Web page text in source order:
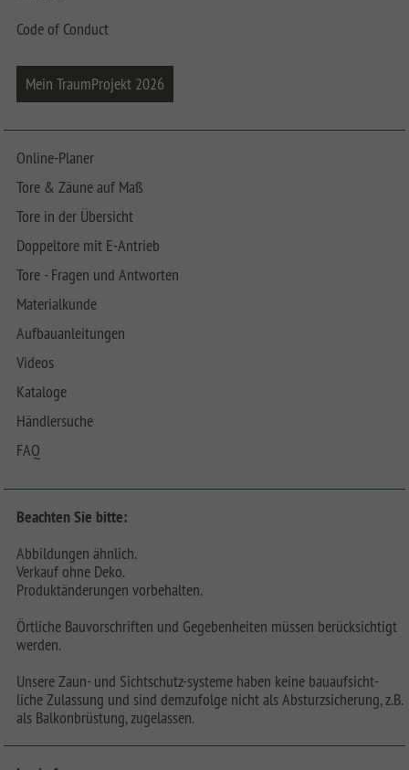
Code of Conduct
Mein TraumProjekt 2026
Online-Planer
Tore & Zäune auf Maß
Tore in der Übersicht
Doppeltore mit E-Antrieb
Tore - Fragen und Antworten
Materialkunde
Aufbauanleitungen
Videos
Kataloge
Händlersuche
FAQ
Beachten Sie bitte:
Abbildungen ähnlich.
Verkauf ohne Deko.
Produktänderungen vorbehalten.
Örtliche Bauvorschriften und Gegebenheiten müssen berücksichtigt
werden.
Unsere Zaun- und Sichtschutz-systeme haben keine bauaufsicht-
liche Zulassung und sind demzufolge nicht als Absturzsicherung, z.B.
als Balkonbrüstung, zugelassen.